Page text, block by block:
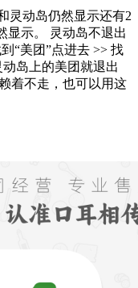
灵动岛仍然显示还有2
显示。 灵动岛不退出
“美团”点进去 >> 找
岛上的美团就退出
着不走，也可以用这